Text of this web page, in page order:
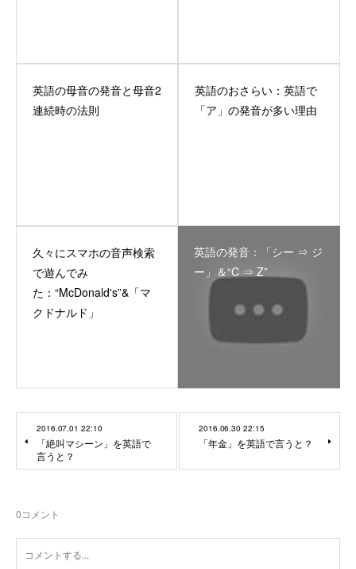
英語の母音の発音と母音2
連続時の法則
英語のおさらい：英語で
「ア」の発音が多い理由
久々にスマホの音声検索
で遊んでみ
た：“McDonald's”&「マ
クドナルド」
英語の発音：「シー ⇒ ジ
ー」＆“C ⇒ Z”
2016.07.01 22:10
「絶叫マシーン」を英語で
言うと？
2016.06.30 22:15
「年金」を英語で言うと？
0コメント